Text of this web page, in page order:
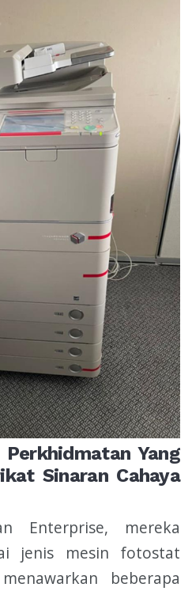
Yang
Sinaran Cahaya
Enterprise, mereka
jenis mesin fotostat
beberapa